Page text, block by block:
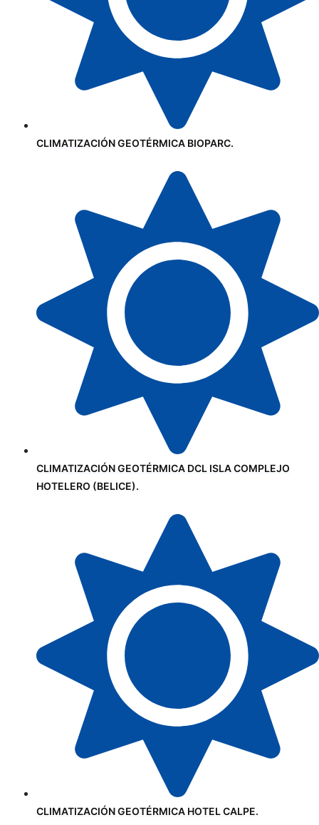
CLIMATIZACIÓN GEOTÉRMICA BIOPARC.
CLIMATIZACIÓN GEOTÉRMICA DCL ISLA COMPLEJO
HOTELERO (BELICE).
CLIMATIZACIÓN GEOTÉRMICA HOTEL CALPE.